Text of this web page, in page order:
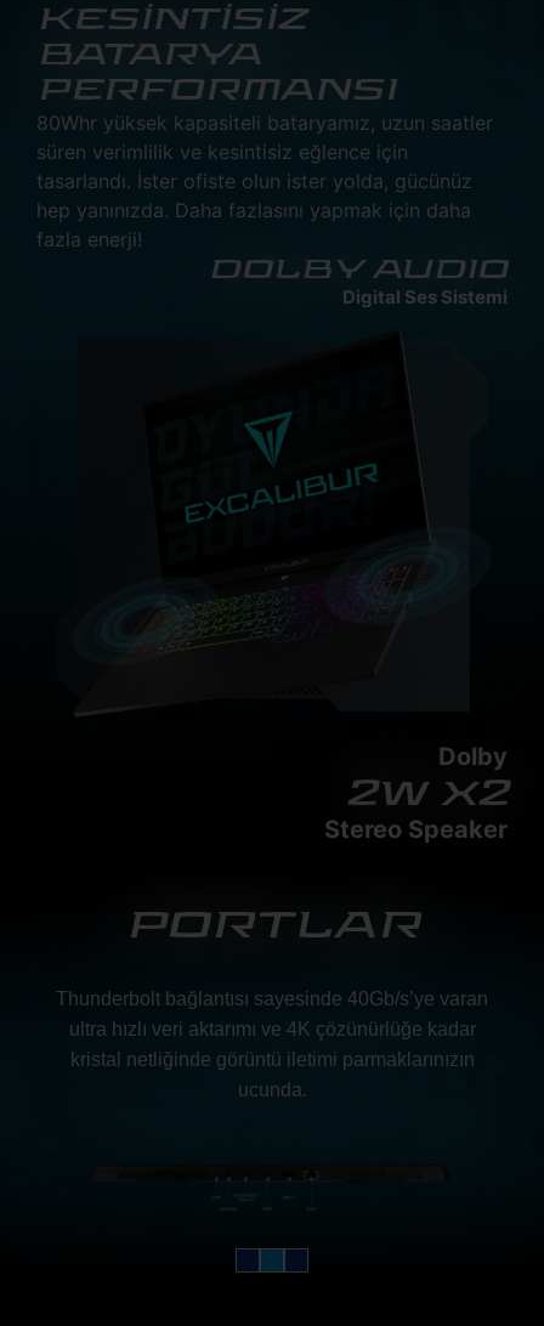
KESİNTİSİZ
BATARYA
PERFORMANSI
80Whr yüksek kapasiteli bataryamız, uzun saatler
süren verimlilik ve kesintisiz eğlence için
tasarlandı. İster ofiste olun ister yolda, gücünüz
hep yanınızda. Daha fazlasını yapmak için daha
fazla enerji!
DOLBY AUDIO
Digital Ses Sistemi
Dolby
2w x2
Stereo Speaker
PORTLAR
Thunderbolt bağlantısı sayesinde 40Gb/s’ye varan
ultra hızlı veri aktarımı ve 4K çözünürlüğe kadar
kristal netliğinde görüntü iletimi parmaklarınızın
ucunda.